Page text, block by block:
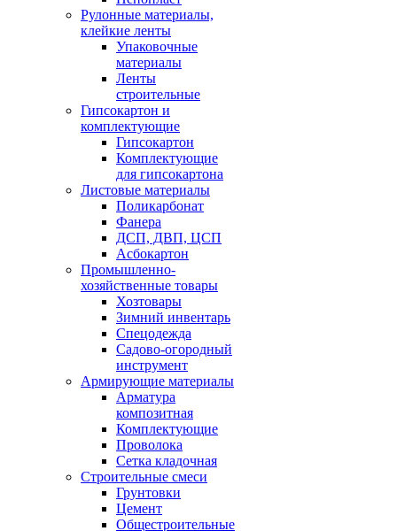
Рулонные материалы,
клейкие ленты
Упаковочные
материалы
Ленты
строительные
Гипсокартон и
комплектующие
Гипсокартон
Комплектующие
для гипсокартона
Листовые материалы
Поликарбонат
Фанера
ДСП, ДВП, ЦСП
Асбокартон
Промышленно-
хозяйственные товары
Хозтовары
Зимний инвентарь
Спецодежда
Садово-огородный
инструмент
Армирующие материалы
Арматура
композитная
Комплектующие
Проволока
Сетка кладочная
Строительные смеси
Грунтовки
Цемент
Общестроительные